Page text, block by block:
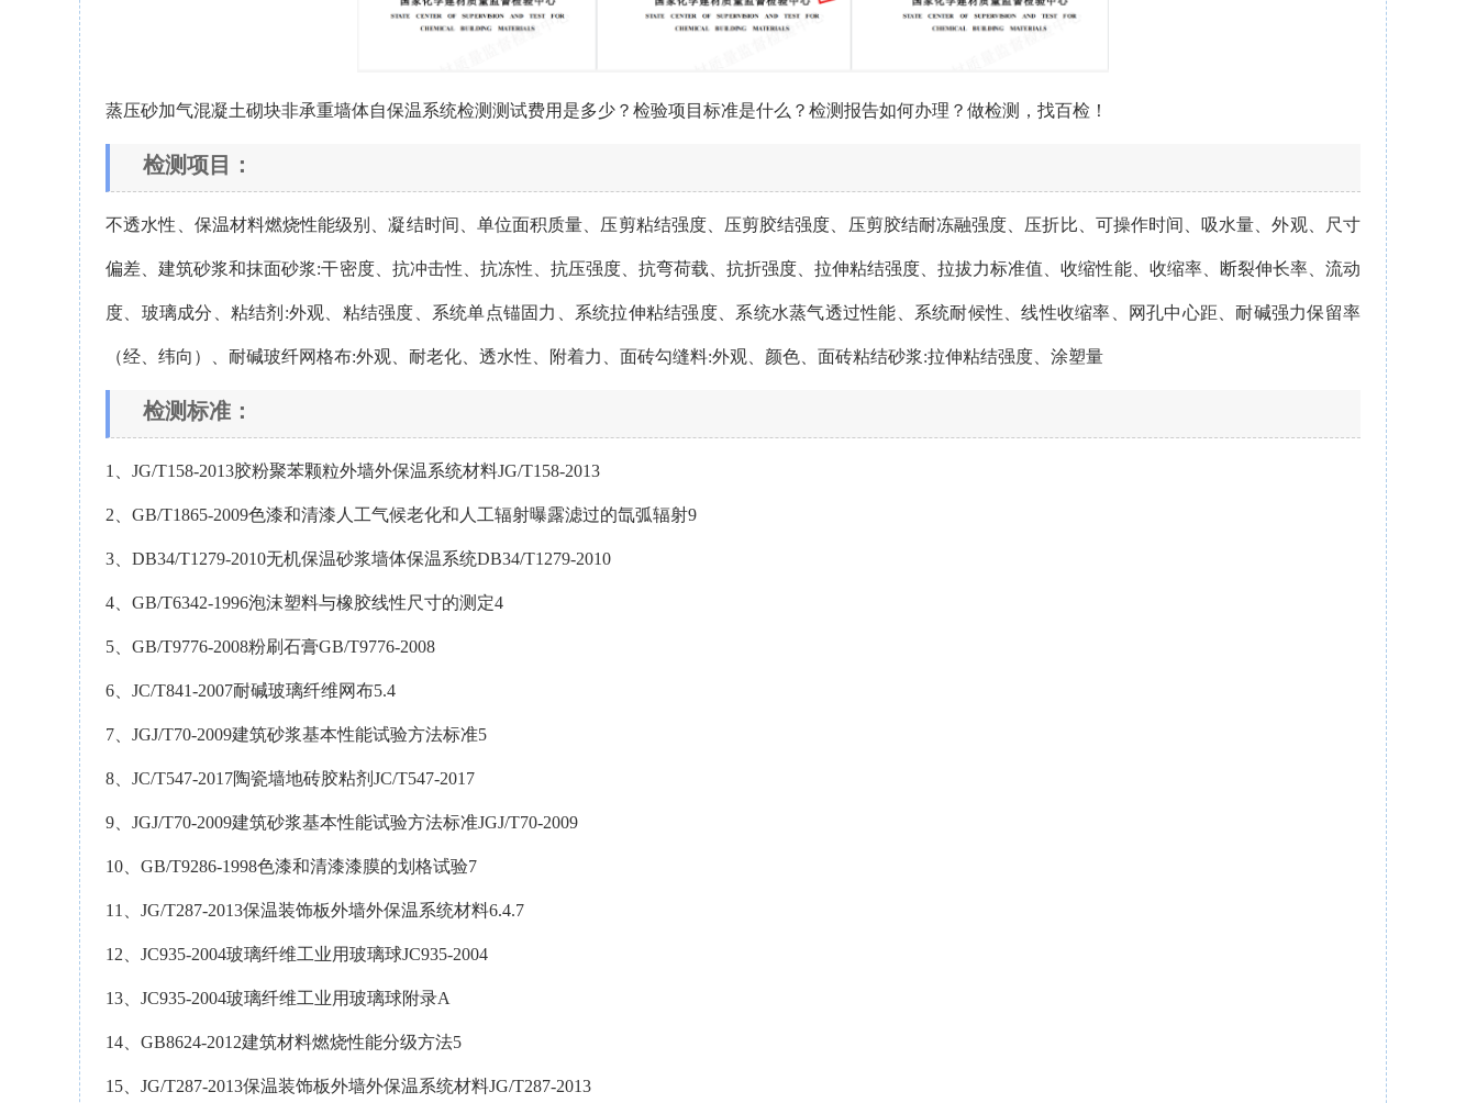
蒸压砂加气混凝土砌块非承重墙体自保温系统检测测试费用是多少？检验项目标准是什么？检测报告如何办理？做检测，找百检！
检测项目：
不透水性、保温材料燃烧性能级别、凝结时间、单位面积质量、压剪粘结强度、压剪胶结强度、压剪胶结耐冻融强度、压折比、可操作时间、吸水量、外观、尺寸
偏差、建筑砂浆和抹面砂浆:干密度、抗冲击性、抗冻性、抗压强度、抗弯荷载、抗折强度、拉伸粘结强度、拉拔力标准值、收缩性能、收缩率、断裂伸长率、流动
度、玻璃成分、粘结剂:外观、粘结强度、系统单点锚固力、系统拉伸粘结强度、系统水蒸气透过性能、系统耐候性、线性收缩率、网孔中心距、耐碱强力保留率
（经、纬向）、耐碱玻纤网格布:外观、耐老化、透水性、附着力、面砖勾缝料:外观、颜色、面砖粘结砂浆:拉伸粘结强度、涂塑量
检测标准：
1、JG/T158-2013胶粉聚苯颗粒外墙外保温系统材料JG/T158-2013
2、GB/T1865-2009色漆和清漆人工气候老化和人工辐射曝露滤过的氙弧辐射9
3、DB34/T1279-2010无机保温砂浆墙体保温系统DB34/T1279-2010
4、GB/T6342-1996泡沫塑料与橡胶线性尺寸的测定4
5、GB/T9776-2008粉刷石膏GB/T9776-2008
6、JC/T841-2007耐碱玻璃纤维网布5.4
7、JGJ/T70-2009建筑砂浆基本性能试验方法标准5
8、JC/T547-2017陶瓷墙地砖胶粘剂JC/T547-2017
9、JGJ/T70-2009建筑砂浆基本性能试验方法标准JGJ/T70-2009
10、GB/T9286-1998色漆和清漆漆膜的划格试验7
11、JG/T287-2013保温装饰板外墙外保温系统材料6.4.7
12、JC935-2004玻璃纤维工业用玻璃球JC935-2004
13、JC935-2004玻璃纤维工业用玻璃球附录A
14、GB8624-2012建筑材料燃烧性能分级方法5
15、JG/T287-2013保温装饰板外墙外保温系统材料JG/T287-2013